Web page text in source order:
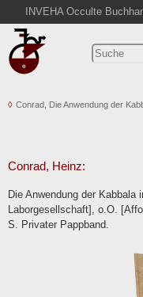
INVEHA Occulte
Startseite
Detailsuche
Warenkorb
Kontakt
AGB
Conrad, Die Anwendung der
Conrad, Heinz:
Die Anwendung der
Laborgesellschaft], o.O.
S. Privater Pappband.